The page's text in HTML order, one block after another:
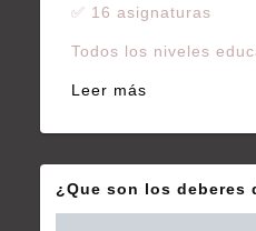
✅ 16 asignaturas
Todos los niveles
Leer más
¿Que son los deberes